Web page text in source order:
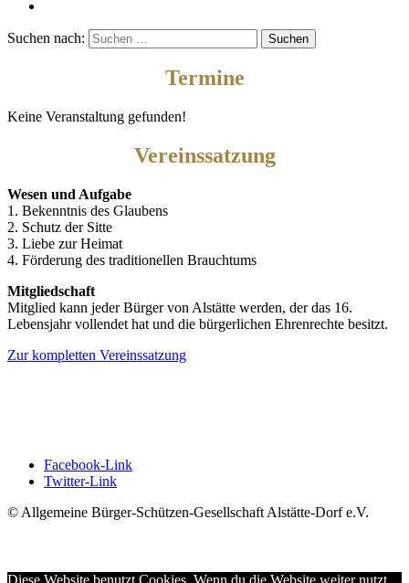
Suchen nach:
Termine
Keine Veranstaltung gefunden!
Vereinssatzung
Wesen und Aufgabe
1. Bekenntnis des Glaubens
2. Schutz der Sitte
3. Liebe zur Heimat
4. Förderung des traditionellen Brauchtums
Mitgliedschaft
Mitglied kann jeder Bürger von Alstätte werden, der das 16.
Lebensjahr vollendet hat und die bürgerlichen Ehrenrechte besitzt.
Zur kompletten Vereinssatzung
Facebook-Link
Twitter-Link
© Allgemeine Bürger-Schützen-Gesellschaft Alstätte-Dorf e.V.